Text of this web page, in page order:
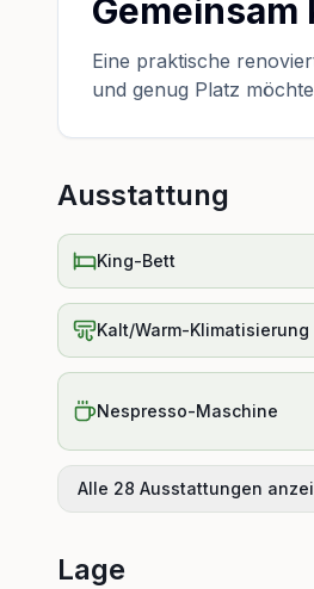
Gemeinsam
Eine praktische
und genug Platz
Ausstattung
King-Bett
Kalt/Warm-Klimatisierung
Nespresso-Maschine
Alle 28 Ausstattungen
Lage